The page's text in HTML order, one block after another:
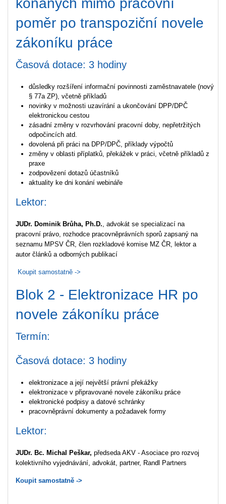
poměr po transpoziční novele
zákoníku práce
Časová dotace: 3 hodiny
důsledky rozšíření informační povinnosti zaměstnavatele (nový
§ 77a ZP), včetně příkladů
novinky v možnosti uzavírání a ukončování DPP/DPČ
elektronickou cestou
zásadní změny v rozvrhování pracovní doby, nepřetržitých
odpočincích atd.
dovolená při práci na DPP/DPČ, příklady výpočtů
změny v oblasti příplatků, překážek v práci, včetně příkladů z
praxe
zodpovězení dotazů účastníků
aktuality ke dni konání webináře
Lektor:
JUDr. Dominik Brůha, Ph.D. , advokát se specializací na
pracovní právo, rozhodce pracovněprávních sporů zapsaný na
seznamu MPSV ČR, člen rozkladové komise MZ ČR, lektor a
autor článků a odborných publikací
Koupit samostatně ->
Blok 2 - Elektronizace HR po
novele zákoníku práce
Termín:
Časová dotace: 3 hodiny
elektronizace a její největší právní překážky
elektronizace v připravované novele zákoníku práce
elektronické podpisy a datové schránky
pracovněprávní dokumenty a požadavek formy
Lektor:
JUDr. Bc. Michal Peškar, předseda AKV - Asociace pro rozvoj
kolektivního vyjednávání, advokát, partner, Randl Partners
Koupit samostatně ->